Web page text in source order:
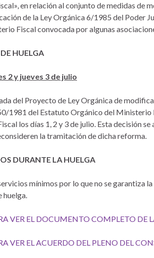
en relación al conjunto de medidas de
de la Ley Orgánica 6/1985 del Poder
Fiscal convocada por algunas
HUELGA
2 y jueves 3 de julio
del Proyecto de Ley Orgánica de
1981 del Estatuto Orgánico del Ministerio
los días 1, 2 y 3 de julio. Esta decisión
la tramitación de dicha reforma.
DURANTE LA HUELGA
mínimos por lo que no se garantiza
huelga.
VER EL DOCUMENTO COMPLETO DE
VER EL ACUERDO DEL PLENO DEL